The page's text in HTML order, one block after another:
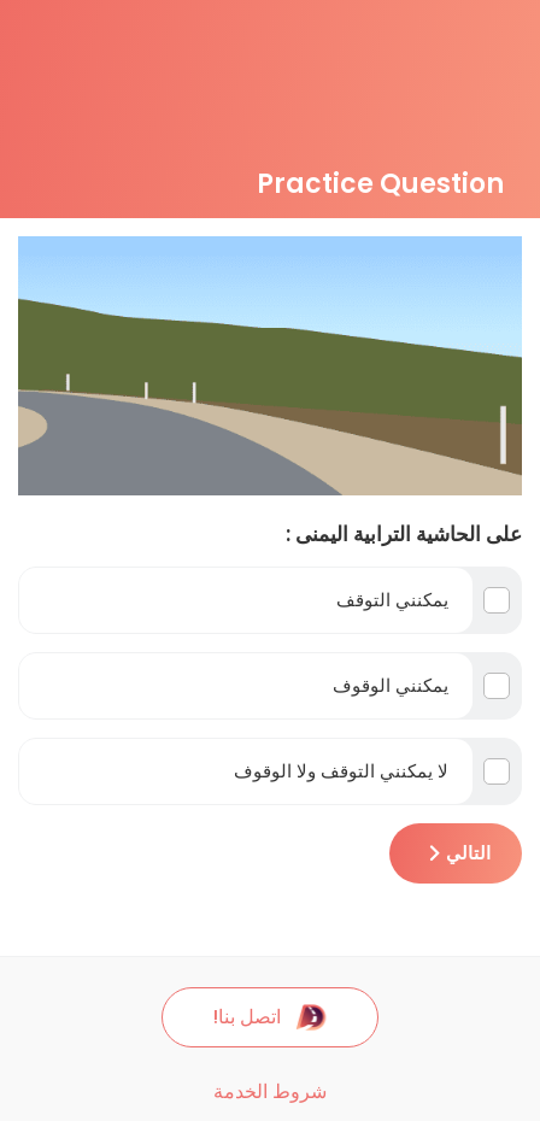
Practice Question
على الحاشية الترابية اليمنى :
يمكنني التوقف
يمكنني الوقوف
لا يمكنني التوقف ولا الوقوف
التالي
اتصل بنا!
شروط الخدمة